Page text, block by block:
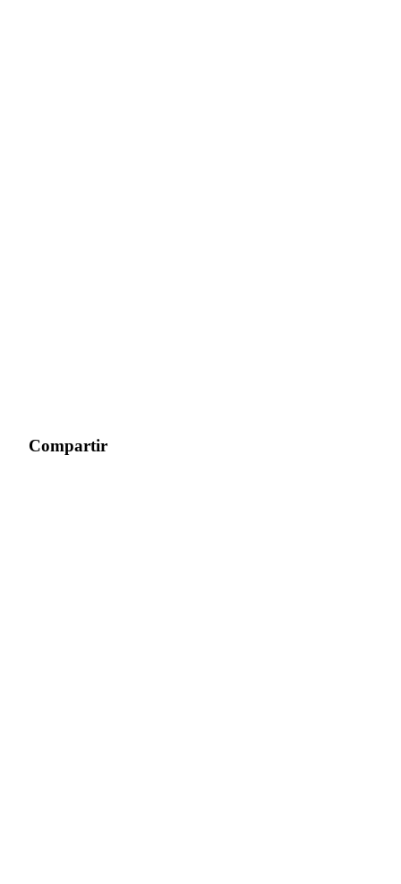
Compartir